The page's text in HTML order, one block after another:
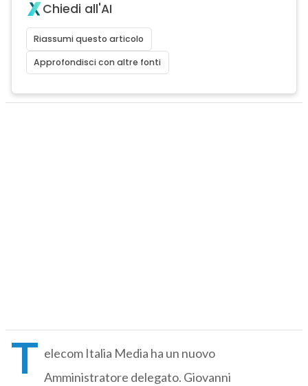
Chiedi all'AI
Riassumi questo articolo
Approfondisci con altre fonti
T elecom Italia Media ha un nuovo
Amministratore delegato. Giovanni